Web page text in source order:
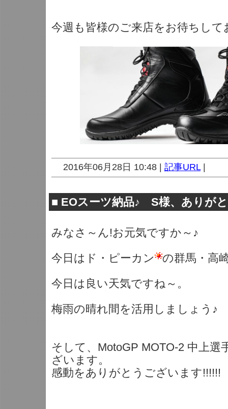
今週も皆様のご来店をお待ちして
2016年06月28日 10:48 | 記事URL|
■ EOスーツ納品♪ S様、ありが
みなさ～ん!お元気ですか～♪
今日はド・ピーカン
の群馬・高
今日は良い天気ですね～。
梅雨の晴れ間を活用しましょう♪
そして、MotoGP MOTO-2 中上選
ざいます。
感動をありがとうございます!!!!!!